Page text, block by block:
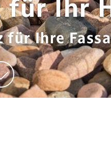
Ihr
Ihre